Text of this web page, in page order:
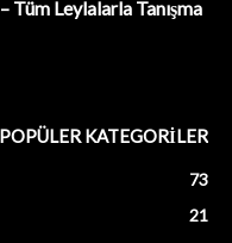
Tüm Leylalarla Tanışma
POPÜLER KATEGORİLER
73
21